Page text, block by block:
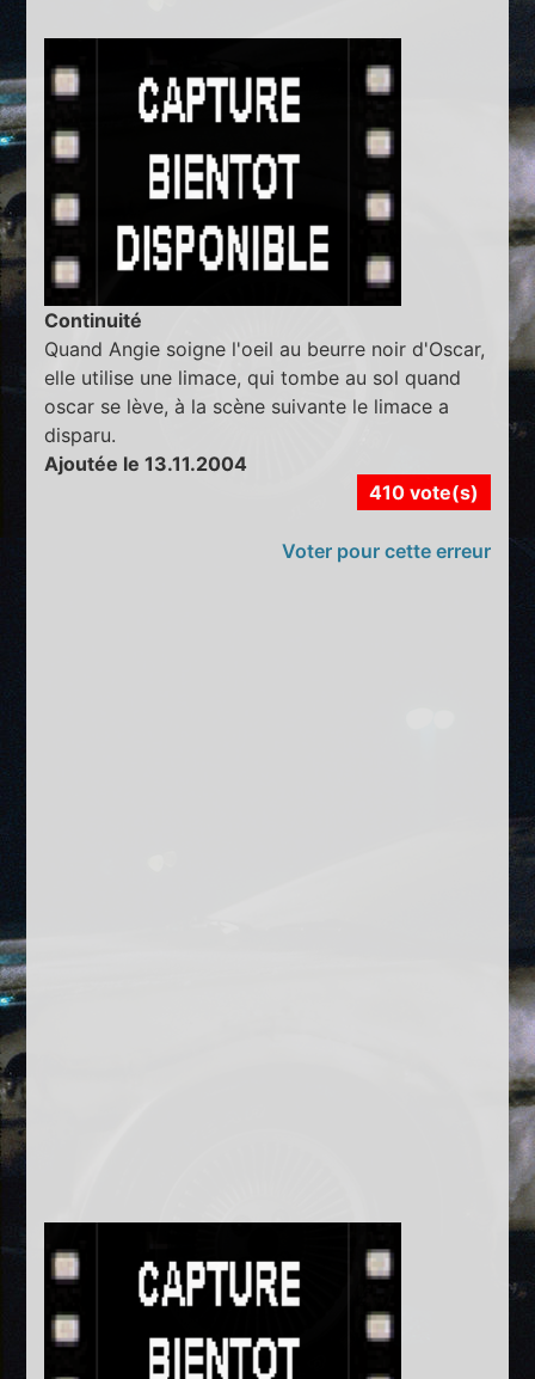
Continuité
Quand Angie soigne l'oeil au beurre noir d'Oscar,
elle utilise une limace, qui tombe au sol quand
oscar se lève, à la scène suivante le limace a
disparu.
Ajoutée le 13.11.2004
410 vote(s)
Voter pour cette erreur